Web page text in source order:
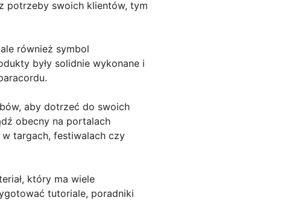
potrzeby swoich klientów, tym
również symbol
były solidnie wykonane i
aby dotrzeć do swoich
obecny na portalach
targach, festiwalach czy
który ma wiele
tutoriale, poradniki